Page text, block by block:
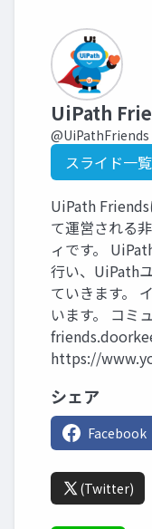
UiPath
@UiPathFriends
スライド一覧
UiPath
て運営される
ィです。
行い、UiPath
ていきます。
います。 コミ
https://
シェア
Facebook
(Twitter)